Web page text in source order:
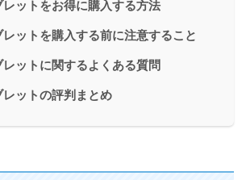
ットをお得に購入する方法
ットを購入する前に注意すること
ットに関するよくある質問
ットの評判まとめ